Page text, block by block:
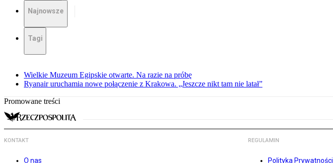
Najnowsze
Tagi
Wielkie Muzeum Egipskie otwarte. Na razie na próbę
Ryanair uruchamia nowe połączenie z Krakowa. „Jeszcze nikt tam nie latał”
Promowane treści
KONTAKT
O nas
REGULAMIN
Polityka Prywatności